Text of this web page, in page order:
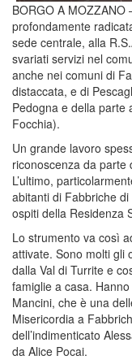
BORGO A
profondamente
sede centrale, alla
svariati servizi nel
anche nei comuni di
distaccata, e di
Pedogna e della parte
Focchia).
Un grande lavoro
riconoscenza da parte
L’ultimo,
abitanti di Fabbriche
ospiti della Residenza
Lo strumento va così
attivate. Sono molti gli
dalla Val di Turrite e
famiglie a casa.
Mancini, che è una
Misericordia a
dell’indimenticato
da Alice Pocai.